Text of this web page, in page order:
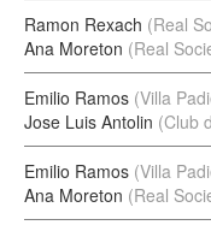
Ramon Rexach (Real
Ana Moreton (Real
Emilio Ramos (Villa
Jose Luis Antolin (Club
Emilio Ramos (Villa
Ana Moreton (Real